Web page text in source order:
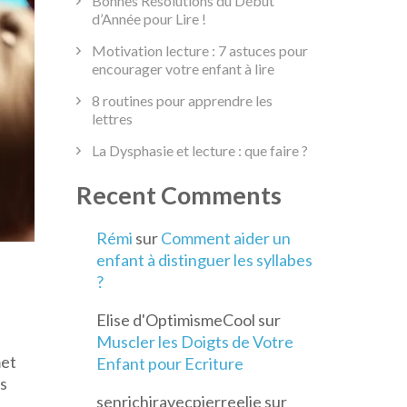
d’Année pour Lire !
Motivation lecture : 7 astuces pour
encourager votre enfant à lire
8 routines pour apprendre les
lettres
La Dysphasie et lecture : que faire ?
Recent Comments
Rémi surComment aider un
enfant à distinguer les syllabes
?
Elise d'OptimismeCool sur
Muscler les Doigts de Votre
Enfant pour Ecriture
senrichiravecpierreelie sur